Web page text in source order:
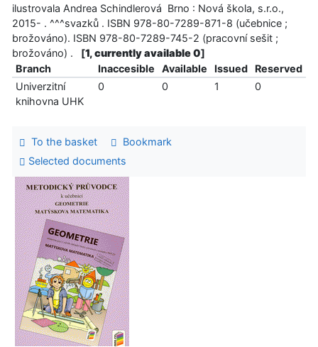
ilustrovala Andrea Schindlerová Brno : Nová škola, s.r.o.,
2015- . ^^^svazků . ISBN 978-80-7289-871-8 (učebnice ;
brožováno). ISBN 978-80-7289-745-2 (pracovní sešit ;
brožováno) .
[1, currently available 0]
Branch
Inaccesible Available Issued
Reserved
Univerzitní
knihovna UHK
0 0 1 0
To the basket
Bookmark
Selected documents